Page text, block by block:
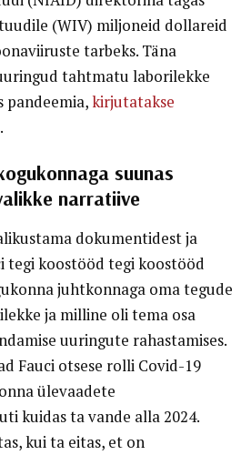
(WIV) miljoneid dollareid
tarbeks. Täna
tahtmatu laborilekke
pandeemia,kirjutatakse
suunas
narratiive
dokumentidest ja
tegi koostööd tegi koostööd
juhtkonnaga oma tegude
ja milline oli tema osa
uuringute rahastamises.
Fauci otsese rolli Covid-19
ülevaadete
kuidas ta vande alla 2024.
kui ta eitas, et on